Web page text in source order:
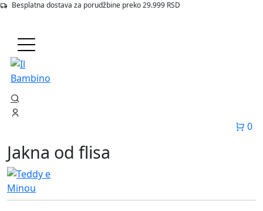
Besplatna dostava za porudžbine preko 29.999 RSD
0
Jakna od flisa